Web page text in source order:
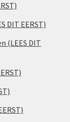
DIT EERST)
(LEES DIT